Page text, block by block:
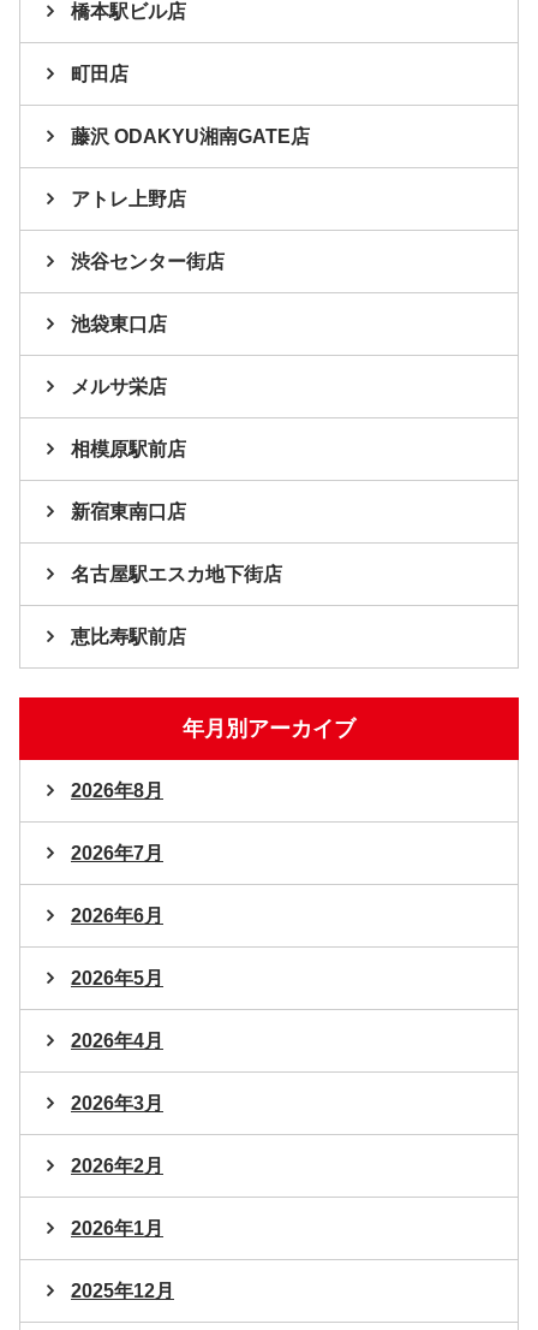
橋本駅ビル店
町田店
藤沢 ODAKYU湘南GATE店
アトレ上野店
渋谷センター街店
池袋東口店
メルサ栄店
相模原駅前店
新宿東南口店
名古屋駅エスカ地下街店
恵比寿駅前店
年月別アーカイブ
2026年8月
2026年7月
2026年6月
2026年5月
2026年4月
2026年3月
2026年2月
2026年1月
2025年12月